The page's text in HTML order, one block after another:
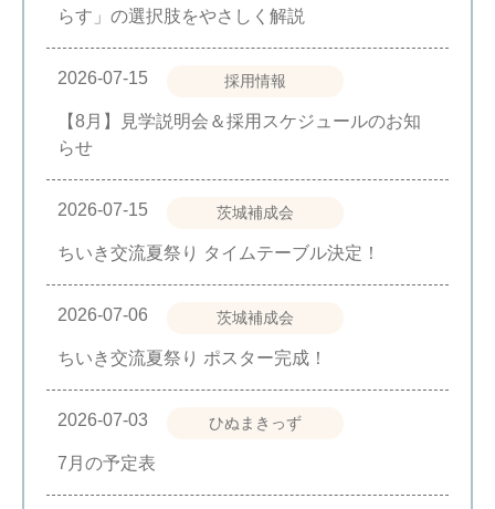
らす」の選択肢をやさしく解説
2026-07-15 採用情報
【8月】見学説明会＆採用スケジュールのお知
らせ
2026-07-15 茨城補成会
ちいき交流夏祭り タイムテーブル決定！
2026-07-06 茨城補成会
ちいき交流夏祭り ポスター完成！
2026-07-03 ひぬまきっず
7月の予定表